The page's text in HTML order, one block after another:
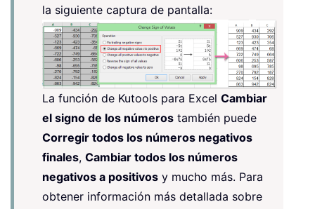
la siguiente captura de pantalla:
La función de Kutools para Excel Cambiar
el signo de los números también puede
Corregir todos los números negativos
finales, Cambiar todos los números
negativos a positivos y mucho más. Para
obtener información más detallada sobre